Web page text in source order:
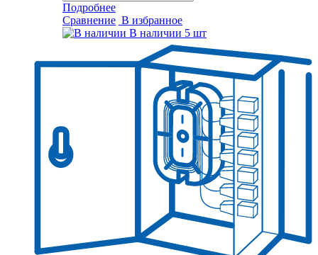
Подробнее
Сравнение В избранное
В наличии 5 шт